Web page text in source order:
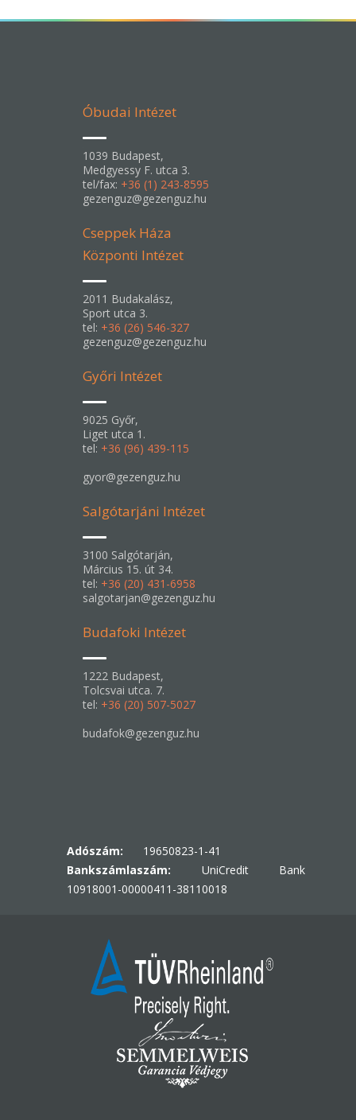
Óbudai Intézet
1039 Budapest,
Medgyessy F. utca 3.
tel/fax: +36 (1) 243-8595
gezenguz@gezenguz.hu
Cseppek Háza
Központi Intézet
2011 Budakalász,
Sport utca 3.
tel: +36 (26) 546-327
gezenguz@gezenguz.hu
Győri Intézet
9025 Győr,
Liget utca 1.
tel: +36 (96) 439-115
gyor@gezenguz.hu
Salgótarjáni Intézet
3100 Salgótarján,
Március 15. út 34.
tel: +36 (20) 431-6958
salgotarjan@gezenguz.hu
Budafoki Intézet
1222 Budapest,
Tolcsvai utca. 7.
tel: +36 (20) 507-5027
budafok@gezenguz.hu
Adószám: 19650823-1-41
Bankszámlaszám: UniCredit Bank
10918001-00000411-38110018